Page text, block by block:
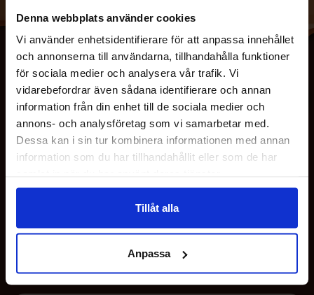
Denna webbplats använder cookies
Vi använder enhetsidentifierare för att anpassa innehållet
och annonserna till användarna, tillhandahålla funktioner
för sociala medier och analysera vår trafik. Vi
vidarebefordrar även sådana identifierare och annan
information från din enhet till de sociala medier och
annons- och analysföretag som vi samarbetar med.
Dessa kan i sin tur kombinera informationen med annan
information som du har tillhandahållit eller som de har
Tillåt alla
Anpassa
sig på att skapa utsökta kakor av högsta kvalitet. Varje kaka
skapas med noggrannhet och passion.
Feiny Biscuits erbjuder en imponerande variation av kakor,
med olika smaker och former som passar alla tillfällen och
preferenser. Deras kakor är inte bara perfekta för att
förvandla en vanlig dag till något speciellt, utan också för
att överraska och imponera på gäster vid fester, bröllop
eller andra högtider.
Så om du söker efter utsökta och högkvalitativa kakor, så är
Feiny Biscuits det perfekta valet för dig. Prova deras kakor
smakupplevelse!
MINA SIDOR